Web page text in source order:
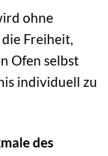
ohne
Freiheit,
Ofen selbst
individuell zu
des